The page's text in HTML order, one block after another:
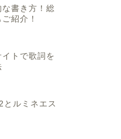
書き方！総
紹介！
トで歌詞を
とルミネエス